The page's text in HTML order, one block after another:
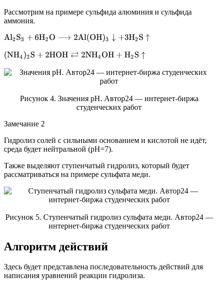
Рассмотрим на примере сульфида алюминия и сульфида
аммония.
Al2S3 +6H2O⟶2Al OH)3↓+3H 2S ↑
(NH4) 2S+ 2HOH⇄2 NH 4OH+H2S ↑
Рисунок 4. Значения рН. Автор24 — интернет-биржа
студенческих работ
Замечание 2
Гидролиз солей с сильными основанием и кислотой не идёт,
среда будет нейтральной (рН=7).
Также выделяют ступенчатый гидролиз, который будет
рассматриваться на примере сульфата меди.
Рисунок 5. Ступенчатый гидролиз сульфата меди. Автор24 —
интернет-биржа студенческих работ
Алгоритм действий
Здесь будет представлена последовательность действий для
написания уравнений реакции гидролиза.